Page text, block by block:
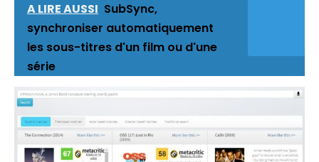
A LIRE AUSSI SubSync,
synchroniser automatiquement
les sous-titres d'un film ou d'une
série